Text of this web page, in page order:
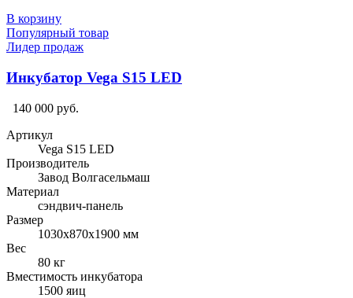
В корзину
Популярный товар
Лидер продаж
Инкубатор Vega S15 LED
140 000 руб.
Артикул
Vega S15 LED
Производитель
Завод Волгасельмаш
Материал
сэндвич-панель
Размер
1030х870х1900 мм
Вес
80 кг
Вместимость инкубатора
1500 яиц